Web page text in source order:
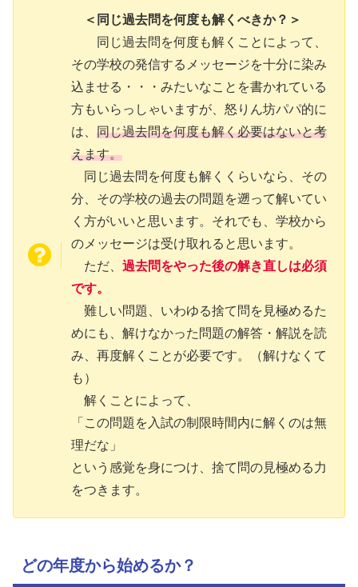
＜同じ過去問を何度も解くべきか？＞
同じ過去問を何度も解くことによって、
その学校の発信するメッセージを十分に染み
込ませる・・・みたいなことを書かれている
方もいらっしゃいますが、怒りん坊パパ的に
は、 同じ過去問を何度も解く必要はないと考
えます。
同じ過去問を何度も解くくらいなら、その
分、その学校の過去の問題を遡って解いてい
く方がいいと思います。それでも、学校から
のメッセージは受け取れると思います。
ただ、 過去問をやった後の解き直しは必須
です。
難しい問題、いわゆる捨て問を見極めるた
めにも、解けなかった問題の解答・解説を読
み、再度解くことが必要です。（解けなくて
も）
解くことによって、
「この問題を入試の制限時間内に解くのは無
理だな」
という感覚を身につけ、捨て問の見極める力
をつきます。
どの年度から始めるか？